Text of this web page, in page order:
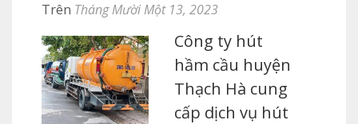
Trên Tháng Mười Một 13, 2023
Công ty hút
hầm cầu huyện
Thạch Hà cung
cấp dịch vụ hút